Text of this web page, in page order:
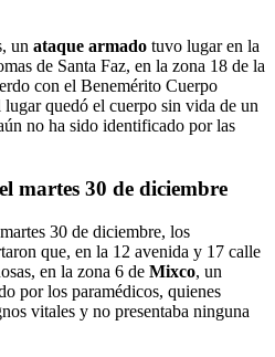
un ataque armado tuvo lugar en la
de Santa Faz, en la zona 18 de la
con el Benemérito Cuerpo
quedó el cuerpo sin vida de un
no ha sido identificado por las
martes 30 de diciembre
30 de diciembre, los
que, en la 12 avenida y 17 calle
en la zona 6 de Mixco, un
por los paramédicos, quienes
vitales y no presentaba ninguna